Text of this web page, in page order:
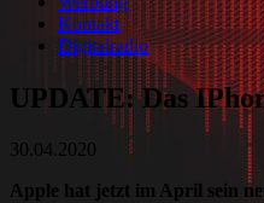
Kontakt
Digitalradio
UPDATE: Das
30.04.2020
Apple hat jetzt im April sein